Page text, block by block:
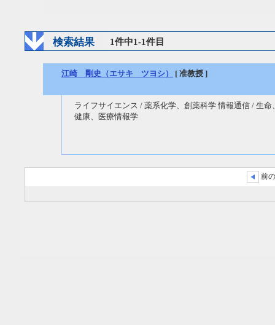
検索結果 1件中1-1件目
江崎 剛史（エサキ ツヨシ） [ 准教授 ]
ライフサイエンス / 薬系化学、創薬科学 情報通信 / 生命
健康、医療情報学
前